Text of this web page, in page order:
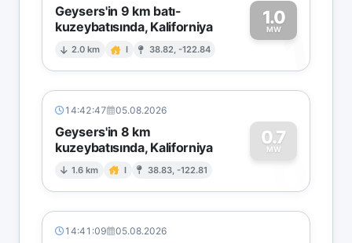
Geysers'in 9 km batı-
kuzeybatısında, Kaliforniya
2.0 km I 38.82, -122.84
1.0
MW1
14:42:47 05.08.2026
Geysers'in 8 km
kuzeybatısında, Kaliforniya
1.6 km I 38.83, -122.81
0.7
MW
0
14:41:09 05.08.2026